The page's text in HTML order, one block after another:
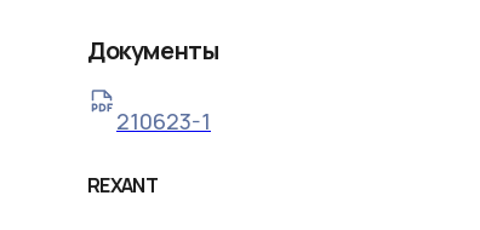
Документы
210623-1
REXANT